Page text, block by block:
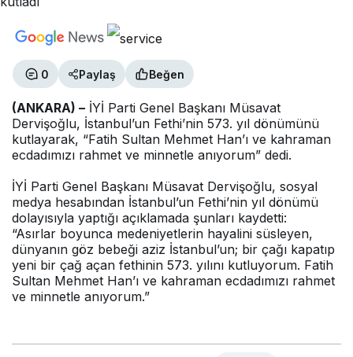
0 Paylaş Beğen
(ANKARA) – İYİ Parti Genel Başkanı Müsavat
Dervişoğlu, İstanbul’un Fethi’nin 573. yıl dönümünü
kutlayarak, “Fatih Sultan Mehmet Han’ı ve kahraman
ecdadımızı rahmet ve minnetle anıyorum” dedi.
İYİ Parti Genel Başkanı Müsavat Dervişoğlu, sosyal
medya hesabından İstanbul’un Fethi’nin yıl dönümü
dolayısıyla yaptığı açıklamada şunları kaydetti:
“Asırlar boyunca medeniyetlerin hayalini süsleyen,
dünyanın göz bebeği aziz İstanbul’un; bir çağı kapatıp
yeni bir çağ açan fethinin 573. yılını kutluyorum. Fatih
Sultan Mehmet Han’ı ve kahraman ecdadımızı rahmet
ve minnetle anıyorum.”